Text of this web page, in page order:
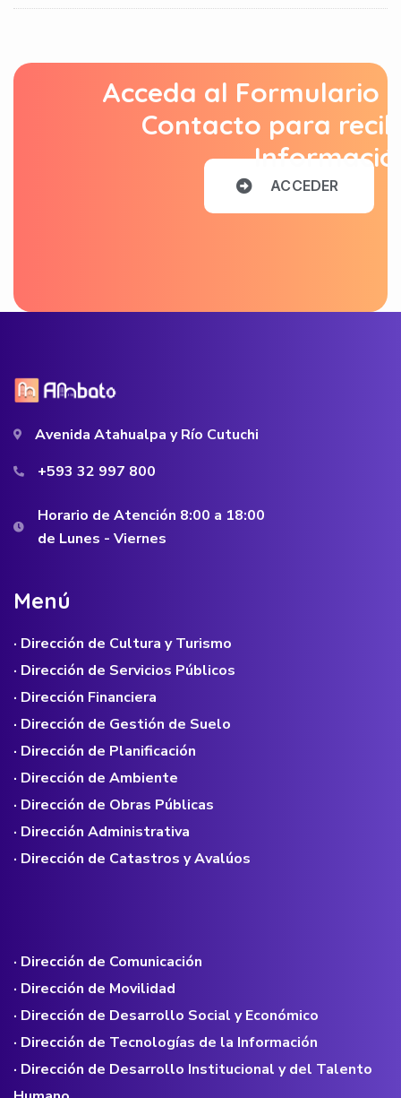
Acceda al Formulario
Contacto para
ACCEDER
Avenida Atahualpa y Río Cutuchi
+593 32 997 800
Horario de Atención 8:00 a 18:00
de Lunes - Viernes
Menú
· Dirección de Cultura y Turismo
· Dirección de Servicios Públicos
· Dirección Financiera
· Dirección de Gestión de Suelo
· Dirección de Planificación
· Dirección de Ambiente
· Dirección de Obras Públicas
· Dirección Administrativa
· Dirección de Catastros y Avalúos
· Dirección de Comunicación
· Dirección de Movilidad
· Dirección de Desarrollo Social y Económico
· Dirección de Tecnologías de la Información
· Dirección de Desarrollo Institucional y del Talento